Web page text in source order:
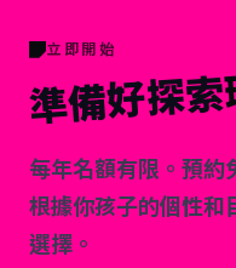
立即開始
準備好探索
每年名額有限。預約
根據你孩子的個性和
選擇。